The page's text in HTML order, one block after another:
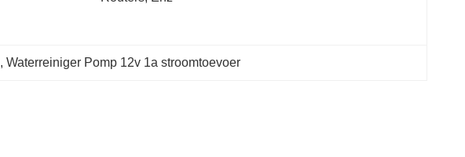
, Waterreiniger Pomp 12v 1a stroomtoevoer